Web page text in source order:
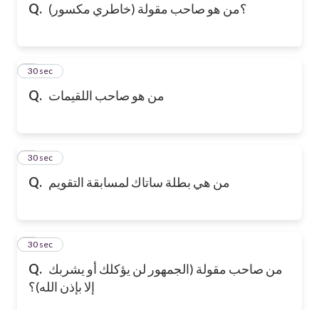
Q. ؟من هو صاحب مقولة (خاطري مكسور)
Q.
4
30 sec
Q.
5
30 sec
Q. من صاحب مقولة (الجمهور لن يؤكلك أو يشربك
إلا بإذن الله)؟
6
30 sec